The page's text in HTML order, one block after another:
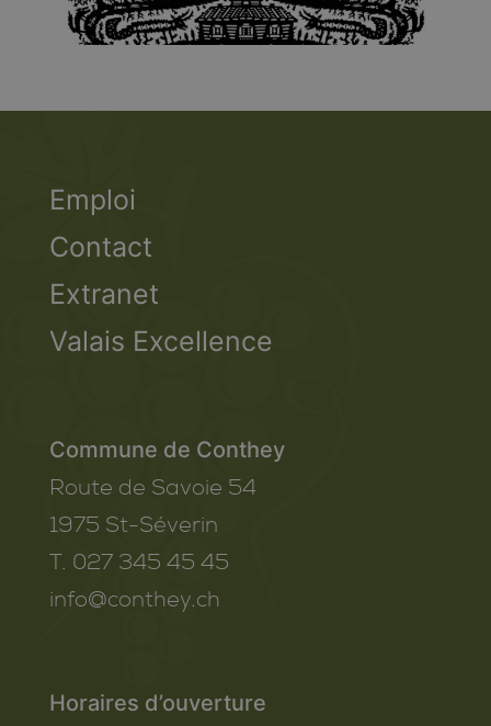
Emploi
Contact
Extranet
Valais Excellence
Commune de Conthey
Route de Savoie 54
1975 St-Séverin
T. 027 345 45 45
info@conthey.ch
Horaires d’ouverture